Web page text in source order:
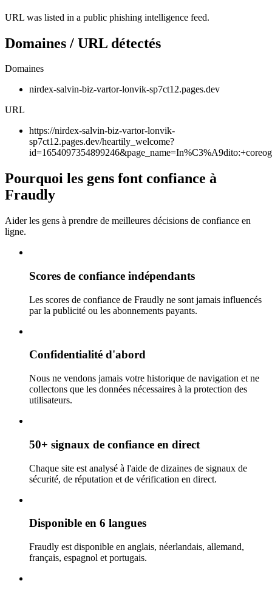
URL was listed in a public phishing intelligence feed.
Domaines / URL détectés
Domaines
nirdex-salvin-biz-vartor-lonvik-sp7ct12.pages.dev
URL
https://nirdex-salvin-biz-vartor-lonvik-
sp7ct12.pages.dev/heartily_welcome?
Pourquoi les gens font confiance à
Fraudly
Aider les gens à prendre de meilleures décisions de confiance en
ligne.
Scores de confiance indépendants
Les scores de confiance de Fraudly ne sont jamais influencés
par la publicité ou les abonnements payants.
Confidentialité d'abord
Nous ne vendons jamais votre historique de navigation et ne
collectons que les données nécessaires à la protection des
utilisateurs.
50+ signaux de confiance en direct
Chaque site est analysé à l'aide de dizaines de signaux de
sécurité, de réputation et de vérification en direct.
Disponible en 6 langues
Fraudly est disponible en anglais, néerlandais, allemand,
français, espagnol et portugais.